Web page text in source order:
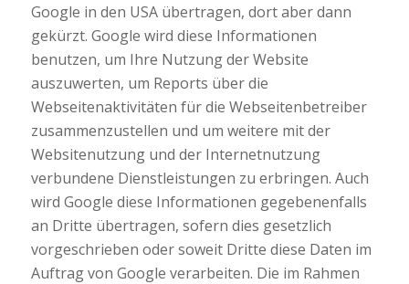
Google in den USA übertragen, dort aber dann
gekürzt. Google wird diese Informationen
benutzen, um Ihre Nutzung der Website
auszuwerten, um Reports über die
Webseitenaktivitäten für die Webseitenbetreiber
zusammenzustellen und um weitere mit der
Websitenutzung und der Internetnutzung
verbundene Dienstleistungen zu erbringen. Auch
wird Google diese Informationen gegebenenfalls
an Dritte übertragen, sofern dies gesetzlich
vorgeschrieben oder soweit Dritte diese Daten im
Auftrag von Google verarbeiten. Die im Rahmen